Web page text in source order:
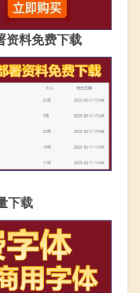
资料免费下载
下载